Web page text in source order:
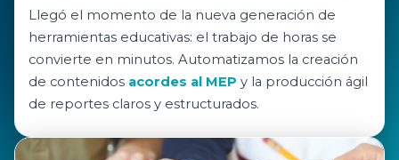
Llegó el momento de la nueva generación de
herramientas educativas: el trabajo de horas se
convierte en minutos. Automatizamos la creación
de contenidos acordes al MEP y la producción ágil
de reportes claros y estructurados.